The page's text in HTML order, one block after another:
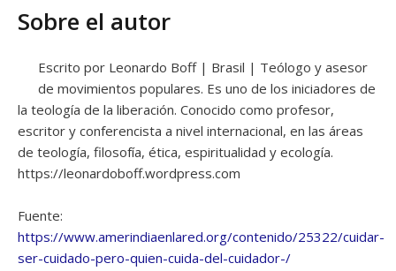
Sobre el autor
Escrito por Leonardo Boff | Brasil | Teólogo y asesor
de movimientos populares. Es uno de los iniciadores de
la teología de la liberación. Conocido como profesor,
escritor y conferencista a nivel internacional, en las áreas
de teología, filosofía, ética, espiritualidad y ecología.
https://leonardoboff.wordpress.com
Fuente:
https://www.amerindiaenlared.org/contenido/25322/cuidar-
ser-cuidado-pero-quien-cuida-del-cuidador-/